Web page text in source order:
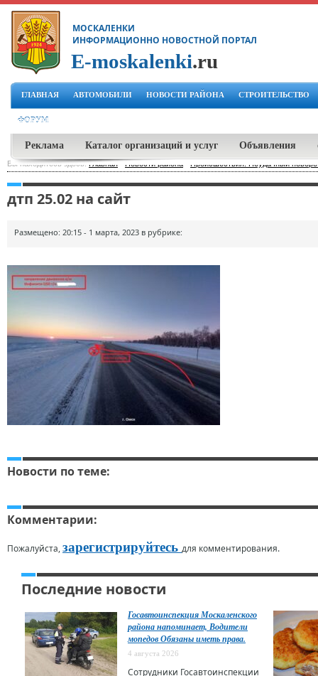
МОСКАЛЕНКИ
ИНФОРМАЦИОННО НОВОСТНОЙ ПОРТАЛ
E-moskalenki.ru
ГЛАВНАЯ АВТОМОБИЛИ НОВОСТИ РАЙОНА СТРОИТЕЛЬСТВО
ФОРУМ
Реклама Каталог организаций и услуг Объявления
Вы находитесь здесь:Главная-Новости района Происшествия: Неудачный
дтп 25.02 на сайт
Размещено: 20:15 - 1 марта, 2023 в рубрике:
Новости по теме:
Комментарии:
Пожалуйста,зарегистрируйтесь для комментирования.
Последние новости
Госавтоинспекция Москаленского
района напоминает, Водители
мопедов Обязаны иметь права.
4 августа 2026
Сотрудники Госавтоинспекции